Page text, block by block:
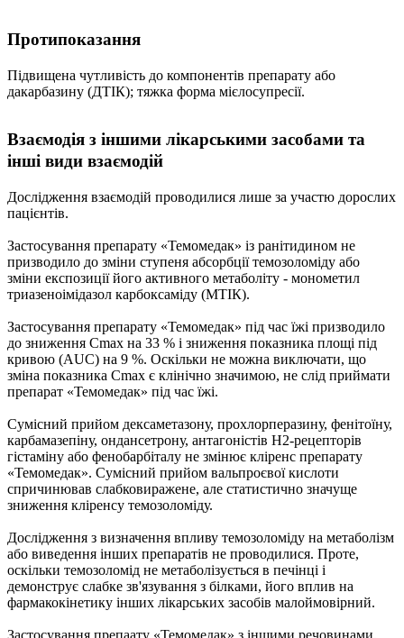
Протипоказання
Підвищена чутливість до компонентів препарату або
дакарбазину (ДТІК); тяжка форма мієлосупресії.
Взаємодія з іншими лікарськими засобами та
інші види взаємодій
Дослідження взаємодій проводилися лише за участю дорослих
пацієнтів.
Застосування препарату «Темомедак» із ранітидином не
призводило до зміни ступеня абсорбції темозоломіду або
зміни експозиції його активного метаболіту - монометил
триазеноімідазол карбоксаміду (МТІК).
Застосування препарату «Темомедак» під час їжі призводило
до зниження Cmax на 33 % і зниження показника площі під
кривою (AUC) на 9 %. Оскільки не можна виключати, що
зміна показника Cmax є клінічно значимою, не слід приймати
препарат «Темомедак» під час їжі.
Сумісний прийом дексаметазону, прохлорперазину, фенітоїну,
карбамазепіну, ондансетрону, антагоністів Н2-рецепторів
гістаміну або фенобарбіталу не змінює кліренс препарату
«Темомедак». Сумісний прийом вальпроєвої кислоти
спричинював слабковиражене, але статистично значуще
зниження кліренсу темозоломіду.
Дослідження з визначення впливу темозоломіду на метаболізм
або виведення інших препаратів не проводилися. Проте,
оскільки темозоломід не метаболізується в печінці і
демонструє слабке зв'язування з білками, його вплив на
фармакокінетику інших лікарських засобів малоймовірний.
Застосування препаату «Темомедак» з іншими речовинами,